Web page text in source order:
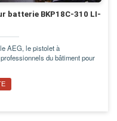
batterie BKP18C-310 LI-
AEG, le pistolet à
du bâtiment pour